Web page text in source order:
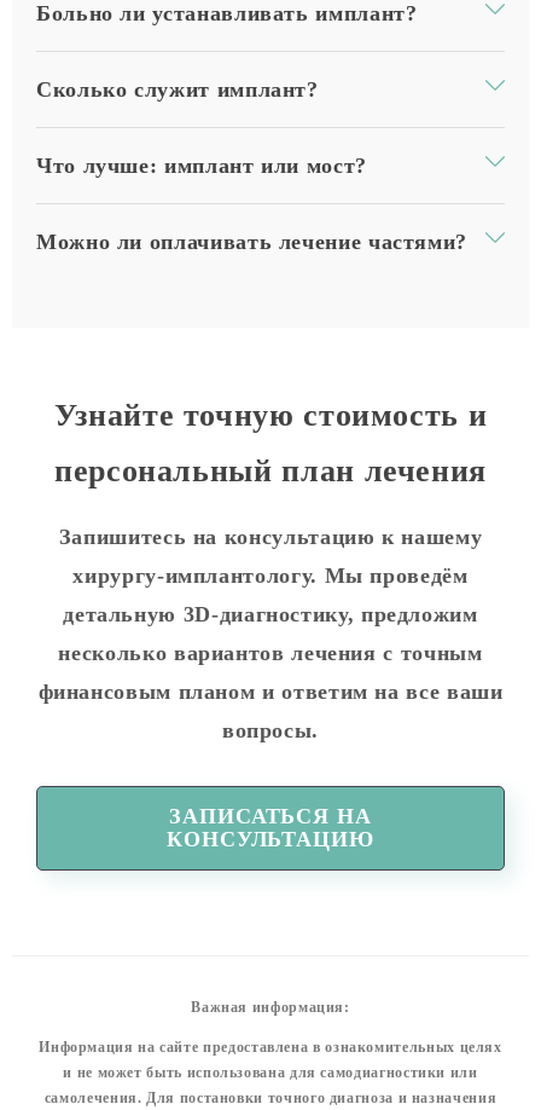
Больно ли устанавливать имплант?
Сколько служит имплант?
Что лучше: имплант или мост?
Можно ли оплачивать лечение частями?
Узнайте точную стоимость и
персональный план лечения
Запишитесь на консультацию к нашему
хирургу-имплантологу. Мы проведём
детальную 3D-диагностику, предложим
несколько вариантов лечения с точным
финансовым планом и ответим на все ваши
вопросы.
ЗАПИСАТЬСЯ НА
КОНСУЛЬТАЦИЮ
Важная информация:
Информация на сайте предоставлена в ознакомительных целях
и не может быть использована для самодиагностики или
самолечения. Для постановки точного диагноза и назначения